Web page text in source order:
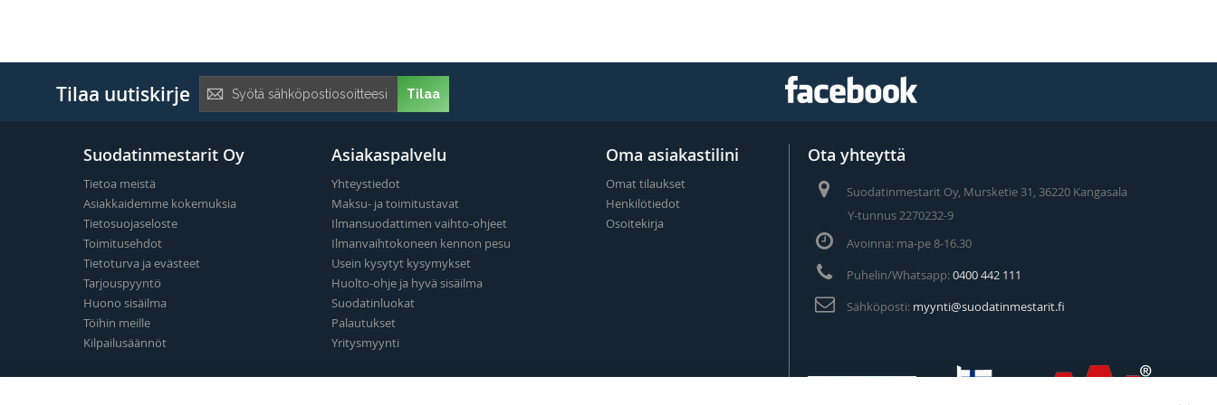
Tilaa uutiskirje
uutiskirje:
Tilaa
Suodatinmestarit Oy
Tietoa meistä
Asiakkaidemme kokemuksia
Tietosuojaseloste
Toimitusehdot
Tietoturva ja evästeet
Tarjouspyyntö
Huono sisäilma
Töihin meille
Kilpailusäännöt
Asiakaspalvelu
Yhteystiedot
Maksu- ja toimitustavat
Ilmansuodattimen vaihto-ohjeet
Ilmanvaihtokoneen kennon pesu
Usein kysytyt kysymykset
Huolto-ohje ja hyvä sisäilma
Suodatinluokat
Palautukset
Yritysmyynti
Oma asiakastilini
Omat tilaukset
Henkilötiedot
Osoitekirja
Ota yhteyttä
Suodatinmestarit Oy, Mursketie 31, 36220 Kangasala
Y-tunnus 2270232-9
Avoinna: ma-pe 8-16.30
Puhelin/Whatsapp:0400 442 111
Sähköposti: myynti@suodatinmestarit.fi